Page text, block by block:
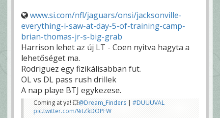
www.si.com/nfl/jaguars/onsi/jacksonville-
everything-i-saw-at-day-5-of-training-camp-
brian-thomas-jr-s-big-grab
Harrison lehet az új LT - Coen nyitva hagyta a
lehetőséget ma.
Rodriguez egy fizikálisabban fut.
OL vs DL pass rush drillek
A nap playe BTJ egykezese.
Coming at ya! 💥@Dream_Finders | #DUUUVAL
pic.twitter.com/9itZkDOPFW